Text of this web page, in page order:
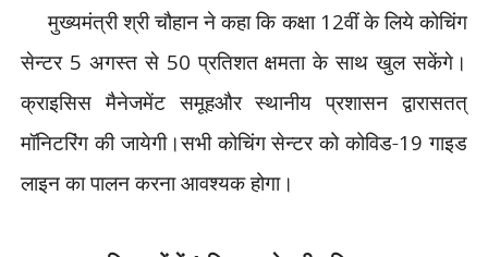
मुख्यमंत्री श्री चौहान ने कहा कि कक्षा 12वीं के लिये कोचिंग
सेन्टर 5 अगस्त से 50प्रतिशत क्षमता के साथ खुल सकेंगे।
क्राइसिस मैनेजमेंट समूहऔर स्थानीय प्रशासन द्वारासतत्
मॉनिटरिंग की जायेगी।सभी कोचिंग सेन्टर को कोविड-19गाइड
लाइन का पालन करना आवश्यक होगा।